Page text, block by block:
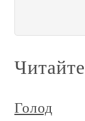
Голод